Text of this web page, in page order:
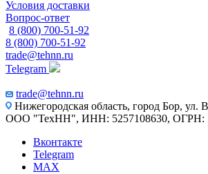
Условия доставки
Вопрос-ответ
8 (800) 700-51-92
8 (800) 700-51-92
trade@tehnn.ru
Telegram
trade@tehnn.ru
Нижегородская область, город Бор, ул.
ООО "ТехНН", ИНН: 5257108630, ОГРН:
Вконтакте
Telegram
MAX